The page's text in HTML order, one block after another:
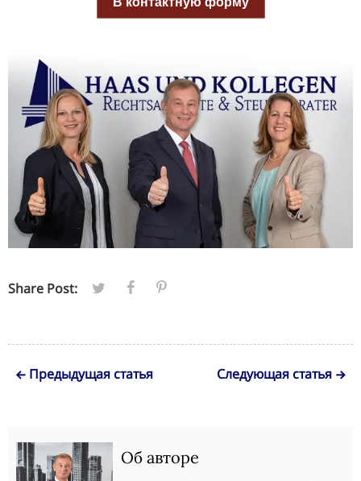
Share Post:
Предыдущая статья Следующая статья
Об авторе